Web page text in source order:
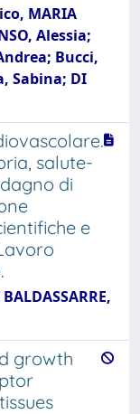
MARIA
Alessia;
Bucci,
Sabina; DI
salute-
di
e
growth